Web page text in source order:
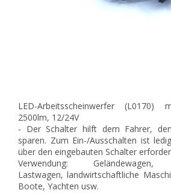
LED-Arbeitsscheinwerfer (L0170)
2500lm, 12/24V
- Der Schalter hilft dem Fahrer,
sparen. Zum Ein-/Ausschalten ist
über den eingebauten Schalter
Verwendung: Geländewagen,
Lastwagen, landwirtschaftliche
Boote, Yachten usw.